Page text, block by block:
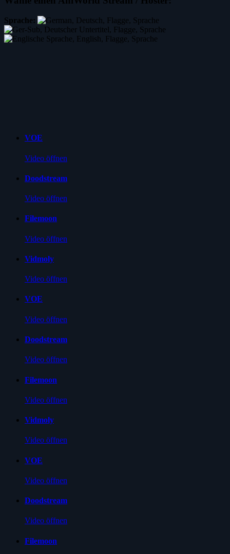
Sprache:
VOE
Video öffnen
Doodstream
Video öffnen
Filemoon
Video öffnen
Vidmoly
Video öffnen
VOE
Video öffnen
Doodstream
Video öffnen
Filemoon
Video öffnen
Vidmoly
Video öffnen
VOE
Video öffnen
Doodstream
Video öffnen
Filemoon